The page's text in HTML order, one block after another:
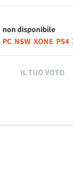
non disponibile
PC NSW XONE PS4
IL TUO VOTO